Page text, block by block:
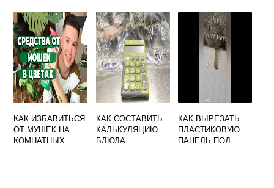
КАК ИЗБАВИТЬСЯ
ОТ МУШЕК НА
КОМНАТНЫХ
КАК СОСТАВИТЬ
КАЛЬКУЛЯЦИЮ
БЛЮДА
КАК ВЫРЕЗАТЬ
ПЛАСТИКОВУЮ
ПАНЕЛЬ ПОД